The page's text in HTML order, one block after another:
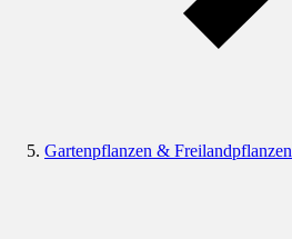
Gartenpflanzen & Freilandpflanzen